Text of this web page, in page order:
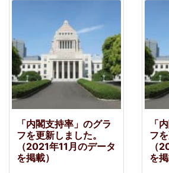
「内閣支持率」のグラ
フを更新しました。
（2021年11月のデータ
を掲載）
「
フ
（
を掲